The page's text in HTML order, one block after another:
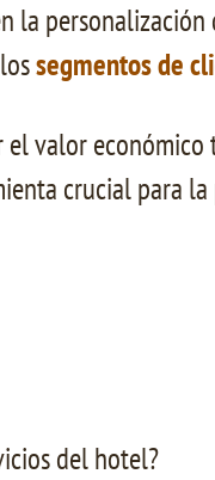
la personalización
segmentos de
el valor
crucial para
del hotel?